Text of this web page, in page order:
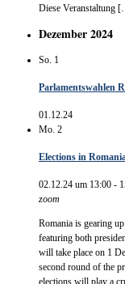
Diese Veranstaltung
Dezember 2024
So. 1
Parlamentswahlen
01.12.24
Mo. 2
Elections in
02.12.24 um 13:00 -
zoom
Romania is gearing
featuring both
will take place on 1
second round of the
elections will play a